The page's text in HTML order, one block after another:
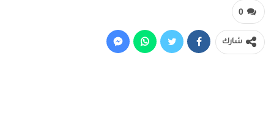
0
شارك